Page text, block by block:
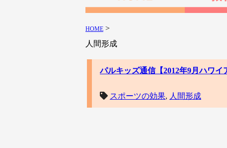
HOME >
人間形成
パルキッズ通信【2012年9月ハワ
スポーツの効果, 人間形成